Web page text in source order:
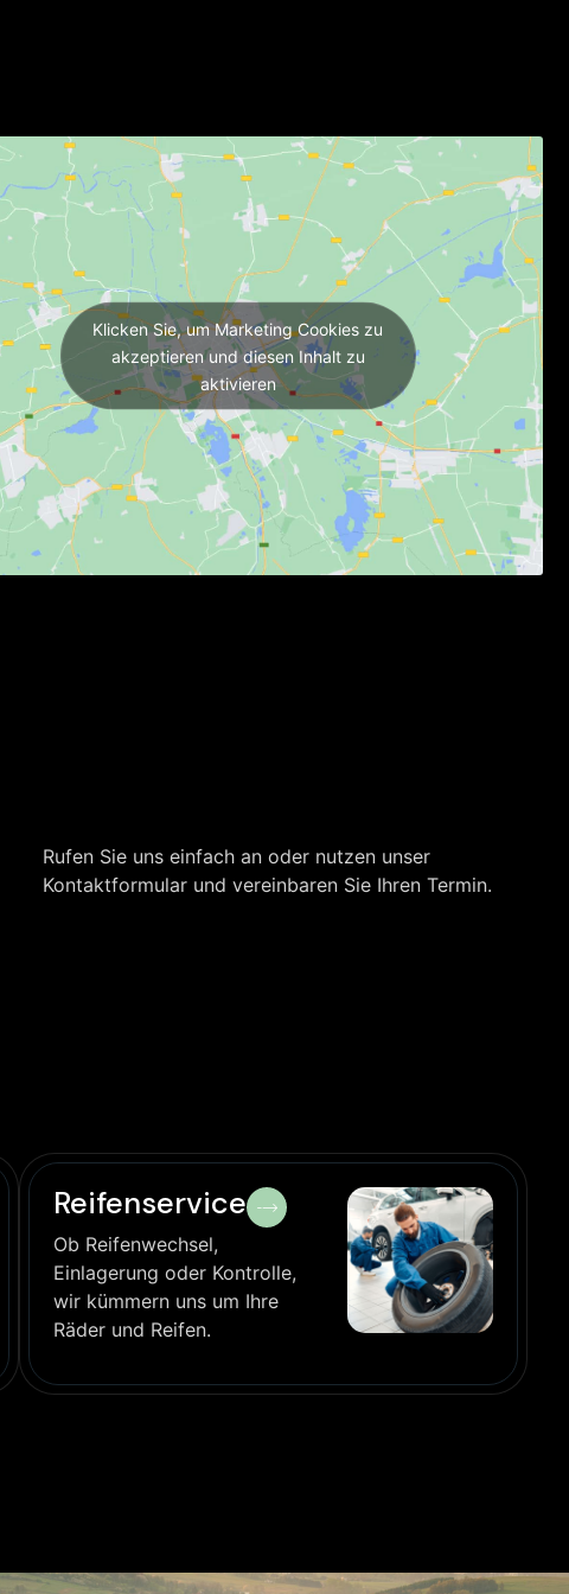
Klicken Sie, um Marketing Cookies zu
akzeptieren und diesen Inhalt zu
aktivieren
Rufen Sie uns einfach an oder nutzen unser
Kontaktformular und vereinbaren Sie Ihren Termin.
Reifenservice
Ob Reifenwechsel,
Einlagerung oder Kontrolle,
wir kümmern uns um Ihre
Räder und Reifen.